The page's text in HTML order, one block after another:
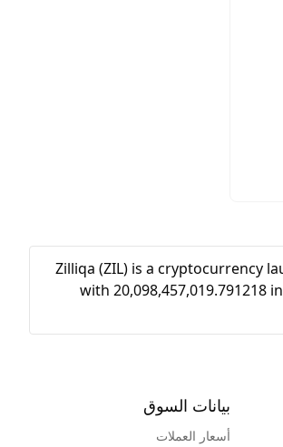
Zilliqa (ZIL) is a cryptocurrency
with 20,098,457,019.791218
بيانات السوق
أسعار العملات